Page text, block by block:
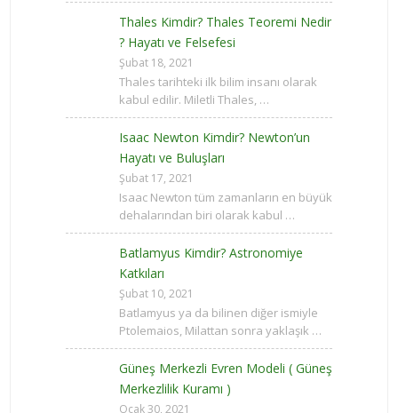
Thales Kimdir? Thales Teoremi Nedir
? Hayatı ve Felsefesi
Şubat 18, 2021
Thales tarihteki ilk bilim insanı olarak
kabul edilir. Miletli Thales, …
Isaac Newton Kimdir? Newton’un
Hayatı ve Buluşları
Şubat 17, 2021
Isaac Newton tüm zamanların en büyük
dehalarından biri olarak kabul …
Batlamyus Kimdir? Astronomiye
Katkıları
Şubat 10, 2021
Batlamyus ya da bilinen diğer ismiyle
Ptolemaios, Milattan sonra yaklaşık …
Güneş Merkezli Evren Modeli ( Güneş
Merkezlilik Kuramı )
Ocak 30, 2021